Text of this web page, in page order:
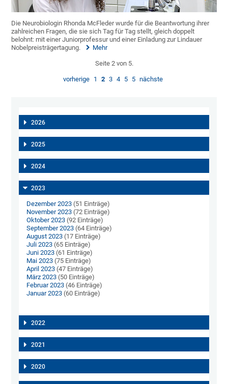
Die Neurobiologin Rhonda McFleder wurde für die Beantwortung ihrer
zahlreichen Fragen, die sie sich Tag für Tag stellt, gleich doppelt
belohnt: mit einer Juniorprofessur und einer Einladung zur Lindauer
Nobelpreisträgertagung.
Mehr
Seite 2 von 5.
vorherige 1 2 3 4 5 5 nächste
2026
2025
2024
2023
Dezember 2023 (51 Einträge)
November 2023 (72 Einträge)
Oktober 2023 (92 Einträge)
September 2023 (64 Einträge)
August 2023 (17 Einträge)
Juli 2023 (65 Einträge)
Juni 2023 (61 Einträge)
Mai 2023 (75 Einträge)
April 2023 (47 Einträge)
März 2023 (50 Einträge)
Februar 2023 (46 Einträge)
Januar 2023 (60 Einträge)
2022
2021
2020